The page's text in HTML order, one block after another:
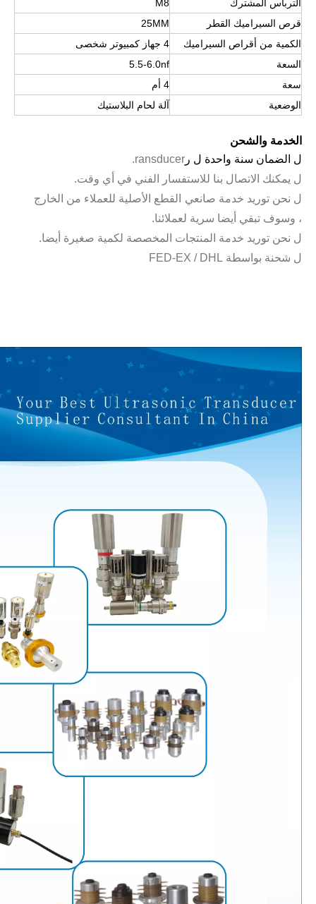
عصر الطاقة الهيدروجينية: فرص معدات الرش بالموجات فوق الصوتية
يعد نظام طلاء الرش بالموجات فوق الصوتية تقنية لتشكيل أفلام
يعد نظام طلاء الرش بالموجات فوق الصوتية تقنية لتشكيل أفلام
الترباس المشترك
M8
قرص السيراميك القطر
25MM
الكمية من أقراص السيراميك
4 جهاز كمبيوتر شخصى
السعة
5.5-6.0nf
سعة
4 أم
الوضعية
آلة لحام البلاستيك
الخدمة والشحن
ل الضمان سنة واحدة ل ر ransducer.
ل يمكنك الاتصال بنا للاستفسار الفني في أي وقت.
ل نحن توريد خدمة صانعي القطع الأصلية للعملاء من الخارج
، وسوف تبقي أيضا سرية لعملائنا.
ل نحن توريد خدمة المنتجات المخصصة لكمية صغيرة أيضا.
ل شحنة بواسطة FED-EX / DHL